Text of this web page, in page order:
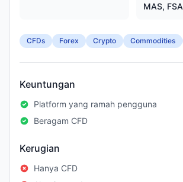
MAS, FSA
CFDs Forex Crypto Commodities
Keuntungan
Platform yang ramah pengguna
Beragam CFD
Kerugian
Hanya CFD